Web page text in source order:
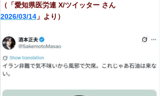
（「愛知県医労連 X/ツイッター さん
2026/03/14 」より）